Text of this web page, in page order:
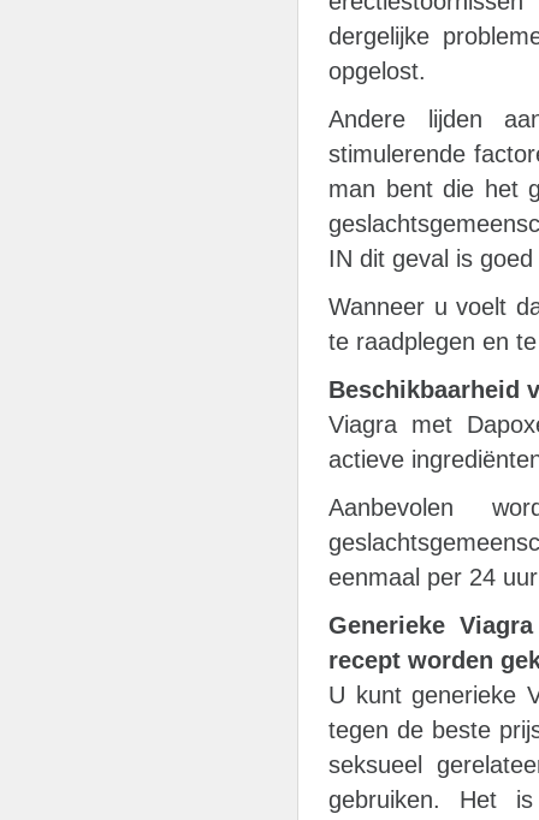
dergelijke
opgelost.
Andere lijden
stimulerende
man bent die het
IN dit geval is
Wanneer u voelt
te raadplegen en
Beschikbaarheid
Viagra met
actieve
Aanbevolen
eenmaal per 24
Generieke
recept worden
U kunt generieke
tegen de beste
seksueel
gebruiken. Het